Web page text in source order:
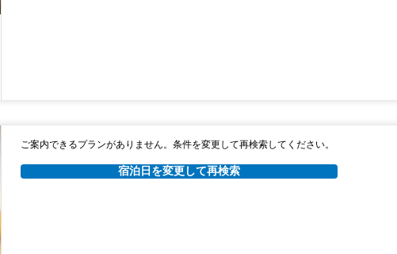
ご案内できるプランがありません。条件を変更して再検索してください。
宿泊日を変更して再検索